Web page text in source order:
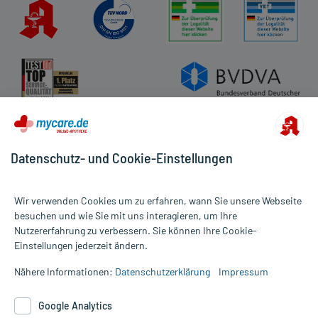
Alle Preise gelten inkl. MwSt., ggf. zzgl. Versandkosten
Informationen auf dieser Website werden ausschließlich für
die Untersuchung und Behandlung durch einen Arzt. Bitte
Therapien eingeleitet werden können. | Diese Webseite benutzt
Datenschutz- und Cookie-Einstellungen
Wir verwenden Cookies um zu erfahren, wann Sie unsere Webseite
besuchen und wie Sie mit uns interagieren, um Ihre
Nutzererfahrung zu verbessern. Sie können Ihre Cookie-
Einstellungen jederzeit ändern.
Nähere Informationen: Datenschutzerklärung Impressum
Google Analytics